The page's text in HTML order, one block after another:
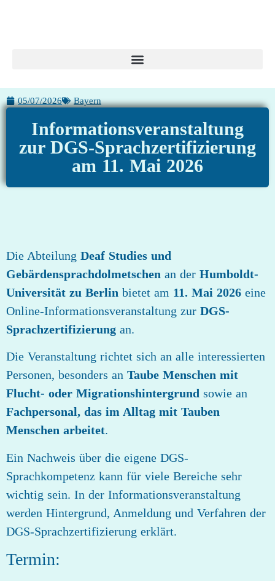
05/07/2026 Bayern
Informationsveranstaltung
zur DGS-Sprachzertifizierung
am 11. Mai 2026
Die Abteilung Deaf Studies und
Gebärdensprachdolmetschen an der Humboldt-
Universität zu Berlin bietet am 11. Mai 2026 eine
Online-Informationsveranstaltung zur DGS-
Sprachzertifizierung an.
Die Veranstaltung richtet sich an alle interessierten
Personen, besonders an Taube Menschen mit
Flucht- oder Migrationshintergrund sowie an
Fachpersonal, das im Alltag mit Tauben
Menschen arbeitet.
Ein Nachweis über die eigene DGS-
Sprachkompetenz kann für viele Bereiche sehr
wichtig sein. In der Informationsveranstaltung
werden Hintergrund, Anmeldung und Verfahren der
DGS-Sprachzertifizierung erklärt.
Termin: